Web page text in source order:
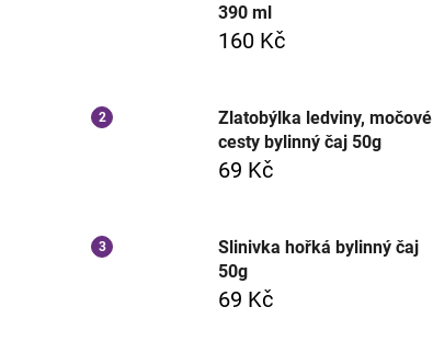
390 ml
160 Kč
Zlatobýlka ledviny, močové
cesty bylinný čaj 50g
69 Kč
Slinivka hořká bylinný čaj
50g
69 Kč